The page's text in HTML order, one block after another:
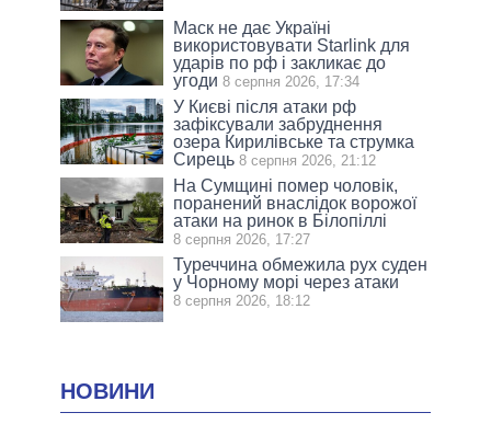
Маск не дає Україні
використовувати Starlink для
ударів по рф і закликає до
угоди 8 серпня 2026, 17:34
У Києві після атаки рф
зафіксували забруднення
озера Кирилівське та струмка
Сирець 8 серпня 2026, 21:12
На Сумщині помер чоловік,
поранений внаслідок ворожої
атаки на ринок в Білопіллі
8 серпня 2026, 17:27
Туреччина обмежила рух суден
у Чорному морі через атаки
8 серпня 2026, 18:12
НОВИНИ